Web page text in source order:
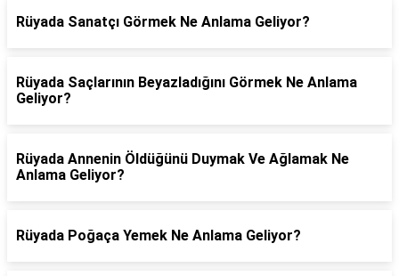
Rüyada Sanatçı Görmek Ne Anlama Geliyor?
Rüyada Saçlarının Beyazladığını Görmek Ne Anlama
Geliyor?
Rüyada Annenin Öldüğünü Duymak Ve Ağlamak Ne
Anlama Geliyor?
Rüyada Poğaça Yemek Ne Anlama Geliyor?